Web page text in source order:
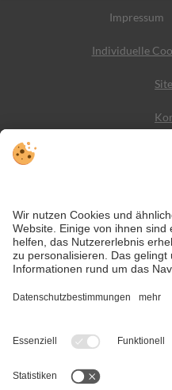
Impressum
Individuelle
VIVODolomiti ist das
Bergurlaub – mit
Dolomiten, im UNESCO
Trotz genauer Arbeit und ständigem
auftreten. Wir übernehmen keine
Vollständigkeit aller Informationen.
Informieren Sie sich